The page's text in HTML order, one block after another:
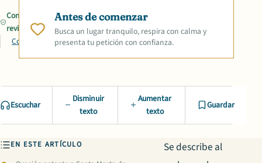
Contenido
revisado
Compartir
Antes de comenzar
Busca un lugar tranquilo, respira con calma y
presenta tu petición con confianza.
Escuchar
Disminuir
texto
Aumentar
texto
Guardar
EN ESTE ARTÍCULO
Se describe al